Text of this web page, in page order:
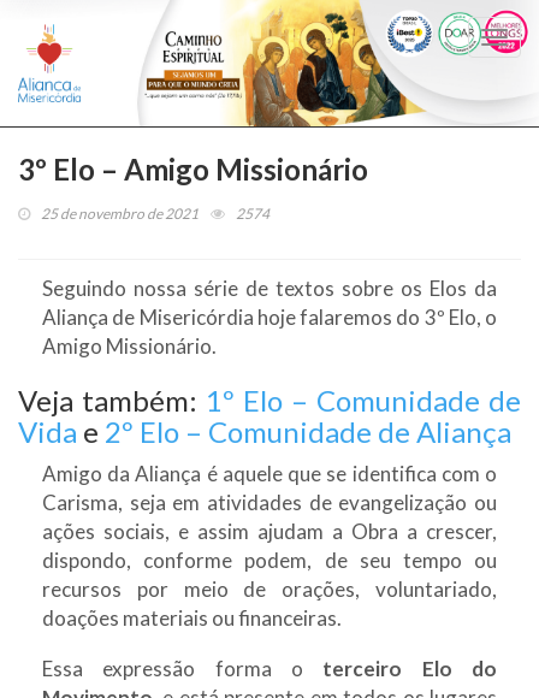
3º Elo – Amigo Missionário
25 de novembro de 2021 2574
Seguindo nossa série de textos sobre os Elos da
Aliança de Misericórdia hoje falaremos do 3º Elo, o
Amigo Missionário.
Veja também: 1º Elo – Comunidade de
Vida e 2º Elo – Comunidade de Aliança
Amigo da Aliança é aquele que se identifica com o
Carisma, seja em atividades de evangelização ou
ações sociais, e assim ajudam a Obra a crescer,
dispondo, conforme podem, de seu tempo ou
recursos por meio de orações, voluntariado,
doações materiais ou financeiras.
Essa expressão forma o terceiro Elo do